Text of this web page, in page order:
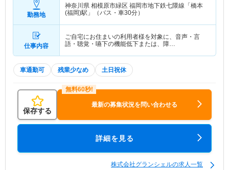
勤務地
神奈川県 相模原市緑区 福岡市地下鉄七隈線「橋本
(福岡)駅」（バス・車30分）
仕事内容
ご自宅にお住まいの利用者様を対象に、音声・言
語・聴覚・嚥下の機能低下または、障…
車通勤可 残業少なめ 土日祝休
保存する
最新の募集状況を問い合わせる
詳細を見る
株式会社グランシェルの求人一覧